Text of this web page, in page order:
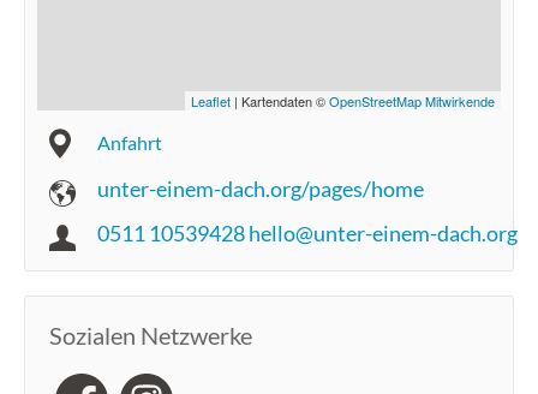
Leaflet | Kartendaten ©OpenStreetMap Mitwirkende
Anfahrt
unter-einem-dach.org/pages/home
0511 10539428 hello@unter-einem-dach.org
Sozialen Netzwerke